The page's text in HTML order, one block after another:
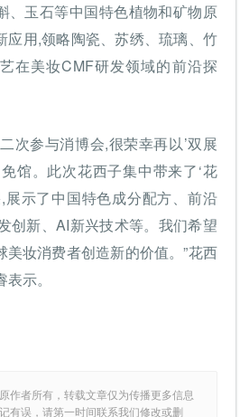
、玉石等中国特色植物和矿物原
应用,领略陶瓷、苏绣、琉璃、竹
在美妆CMF研发领域的前沿探
次参与消博会,很荣幸再以’双展
馆。此次花西子集中带来了‘花
展示了中国特色成分配方、前沿
创新、AI新兴技术等。我们希望
美妆消费者创造新的价值。”花西
示。
作者所有，转载文章仅为传播更多信息
有误，请第一时间联系我们修改或删